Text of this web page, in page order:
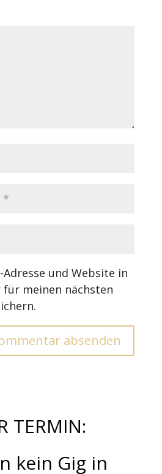
Adresse und Website in
für meinen nächsten
TERMIN:
kein Gig in